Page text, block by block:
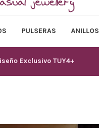
PULSERAS ANILLOS
Exclusivo TUY4+